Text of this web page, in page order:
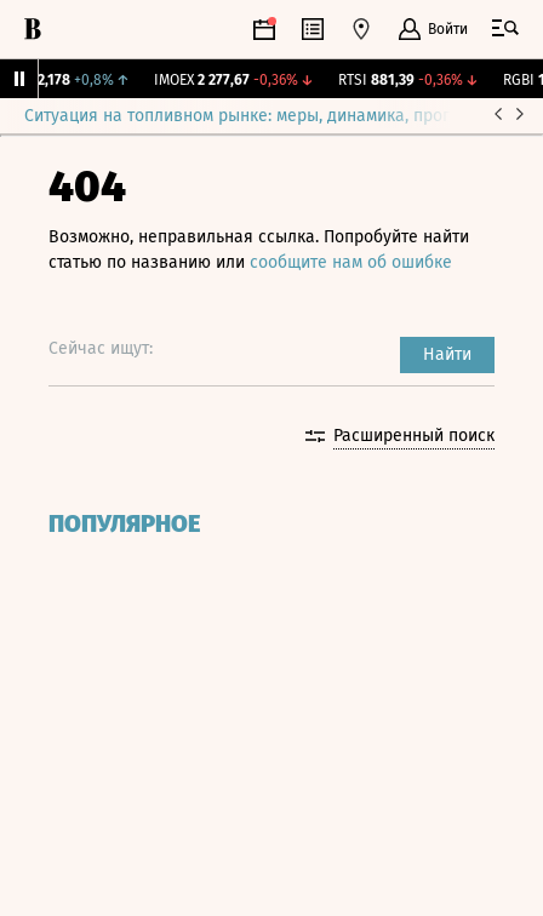
Войти
12,178 +0,8%↑ IMOEX 2 277,67 -0,36%↓ RTSI 881,39 -0,36%↓ RGBI
Ситуация на топливном рынке: меры, динамика, прогнозы
404
Возможно, неправильная ссылка. Попробуйте найти
статью по названию или сообщите нам об ошибке
Сейчас ищут: Найти
Расширенный поиск
ПОПУЛЯРНОЕ